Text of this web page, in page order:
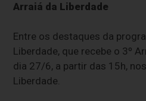
Arraiá da Liberdade
Entre os destaques da
Liberdade, que recebe o 3º
dia 27/6, a partir das 15h,
Liberdade.